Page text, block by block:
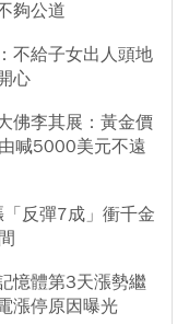
夠公道
不給子女出人頭地
心
佛李其展：黃金價
喊5000美元不遠
反彈7成」衝千金
憶體第3天漲勢繼
漲停原因曝光